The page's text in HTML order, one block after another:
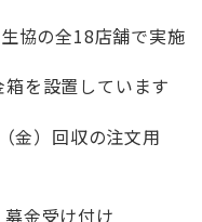
協の全18店舗で実施
設置しています
金）回収の注文用
金受け付け